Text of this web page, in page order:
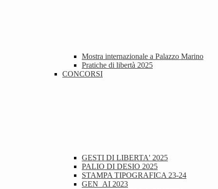
Mostra internazionale a Palazzo Marino
Pratiche di libertà 2025
CONCORSI
GESTI DI LIBERTA' 2025
PALIO DI DESIO 2025
STAMPA TIPOGRAFICA 23-24
GEN_AI 2023